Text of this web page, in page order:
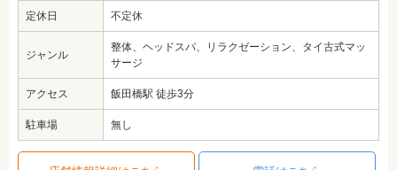
定休日 不定休
ジャンル
整体、ヘッドスパ、リラクゼーション、タイ古式マッ
サージ
アクセス 飯田橋駅 徒歩3分
駐車場 無し